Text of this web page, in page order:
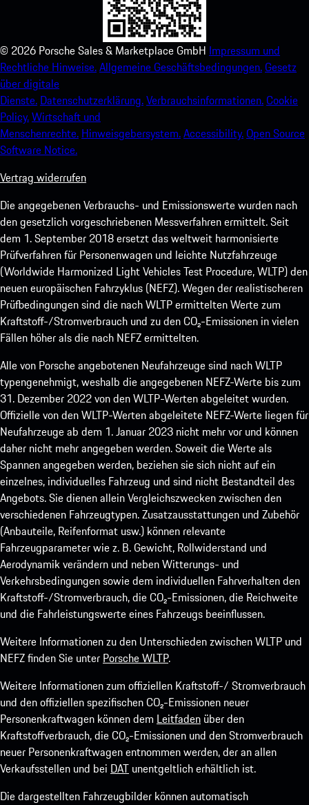
© 2026 Porsche Sales & Marketplace GmbH Impressum und
Rechtliche Hinweise.Allgemeine Geschäftsbedingungen.Gesetz
über digitale
Dienste. Datenschutzerklärung.Verbrauchsinformationen.Cookie
Policy.Wirtschaft und
Menschenrechte. Hinweisgebersystem.Accessibility.Open Source
Software Notice.
Vertrag widerrufen
Die angegebenen Verbrauchs- und Emissionswerte wurden nach
den gesetzlich vorgeschriebenen Messverfahren ermittelt. Seit
dem 1. September 2018 ersetzt das weltweit harmonisierte
Prüfverfahren für Personenwagen und leichte Nutzfahrzeuge
(Worldwide Harmonized Light Vehicles Test Procedure, WLTP) den
neuen europäischen Fahrzyklus (NEFZ). Wegen der realistischeren
Prüfbedingungen sind die nach WLTP ermittelten Werte zum
Kraftstoff-/Stromverbrauch und zu den CO₂-Emissionen in vielen
Fällen höher als die nach NEFZ ermittelten.
Alle von Porsche angebotenen Neufahrzeuge sind nach WLTP
typengenehmigt, weshalb die angegebenen NEFZ-Werte bis zum
31. Dezember 2022 von den WLTP-Werten abgeleitet wurden.
Offizielle von den WLTP-Werten abgeleitete NEFZ-Werte liegen für
Neufahrzeuge ab dem 1. Januar 2023 nicht mehr vor und können
daher nicht mehr angegeben werden. Soweit die Werte als
Spannen angegeben werden, beziehen sie sich nicht auf ein
einzelnes, individuelles Fahrzeug und sind nicht Bestandteil des
Angebots. Sie dienen allein Vergleichszwecken zwischen den
verschiedenen Fahrzeugtypen. Zusatzausstattungen und Zubehör
(Anbauteile, Reifenformat usw.) können relevante
Fahrzeugparameter wie z. B. Gewicht, Rollwiderstand und
Aerodynamik verändern und neben Witterungs- und
Verkehrsbedingungen sowie dem individuellen Fahrverhalten den
Kraftstoff-/Stromverbrauch, die CO₂-Emissionen, die Reichweite
und die Fahrleistungswerte eines Fahrzeugs beeinflussen.
Weitere Informationen zu den Unterschieden zwischen WLTP und
NEFZ finden Sie unter Porsche WLTP.
Weitere Informationen zum offiziellen Kraftstoff-/ Stromverbrauch
und den offiziellen spezifischen CO₂-Emissionen neuer
Personenkraftwagen können dem Leitfaden über den
Kraftstoffverbrauch, die CO₂-Emissionen und den Stromverbrauch
neuer Personenkraftwagen entnommen werden, der an allen
Verkaufsstellen und bei DAT unentgeltlich erhältlich ist.
Die dargestellten Fahrzeugbilder können automatisch